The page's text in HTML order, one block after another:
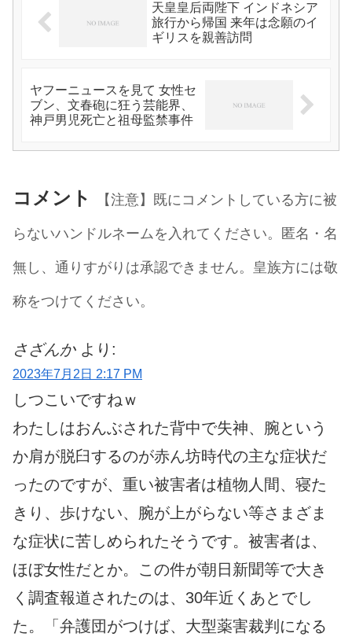
天皇皇后両陛下 インドネシア
旅行から帰国 来年は念願のイ
ギリスを親善訪問
ヤフーニュースを見て 女性セ
ブン、文春砲に狂う芸能界、
神戸男児死亡と祖母監禁事件
コメント
【注意】既にコメントしている方に被
らないハンドルネームを入れてください。匿名・名
無し、通りすがりは承認できません。皇族方には敬
称をつけてください。
さざんか より:
2023年7月2日 2:17 PM
しつこいですねｗ
わたしはおんぶされた背中で失神、腕という
か肩が脱臼するのが赤ん坊時代の主な症状だ
ったのですが、重い被害者は植物人間、寝た
きり、歩けない、腕が上がらない等さまざま
な症状に苦しめられたそうです。被害者は、
ほぼ女性だとか。この件が朝日新聞等で大き
く調査報道されたのは、30年近くあとでし
た。「弁護団がつけば、大型薬害裁判になる